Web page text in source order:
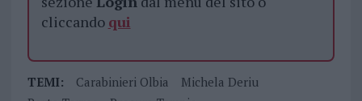
cliccando qui
TEMI: Carabinieri Olbia
Michela Deriu